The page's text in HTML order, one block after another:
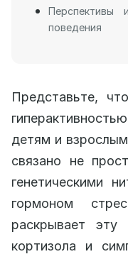
Перспективы
поведения
Представьте,
детям и
связано не
генетическими
гормоном
раскрывает эту
кортизола и